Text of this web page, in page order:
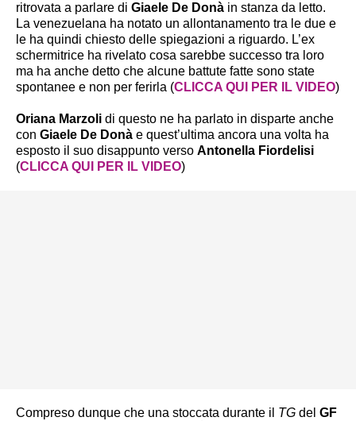
ritrovata a parlare di Giaele De Donà in stanza da letto.
La venezuelana ha notato un allontanamento tra le due e
le ha quindi chiesto delle spiegazioni a riguardo. L’ex
schermitrice ha rivelato cosa sarebbe successo tra loro
ma ha anche detto che alcune battute fatte sono state
spontanee e non per ferirla (CLICCA QUI PER IL VIDEO)
Oriana Marzoli di questo ne ha parlato in disparte anche
con Giaele De Donà e quest’ultima ancora una volta ha
esposto il suo disappunto verso Antonella Fiordelisi
(CLICCA QUI PER IL VIDEO)
Compreso dunque che una stoccata durante il TG del GF